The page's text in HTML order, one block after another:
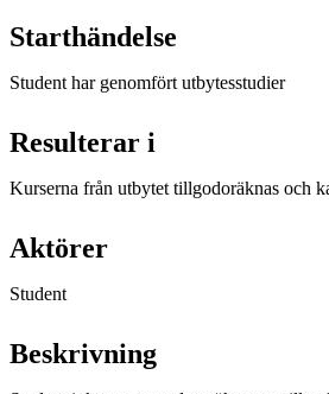
Starthändelse
Student har genomfört utbytesstudier
Resulterar i
Kurserna från utbytet tillgodoräknas och
Aktörer
Student
Beskrivning